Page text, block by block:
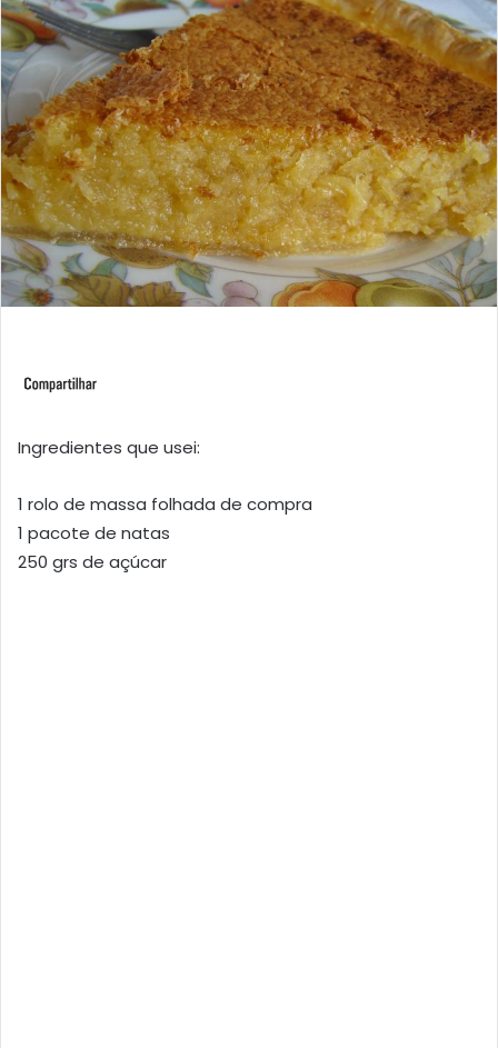
Ingredientes que usei:
1 rolo de massa folhada de compra
1 pacote de natas
250 grs de açúcar